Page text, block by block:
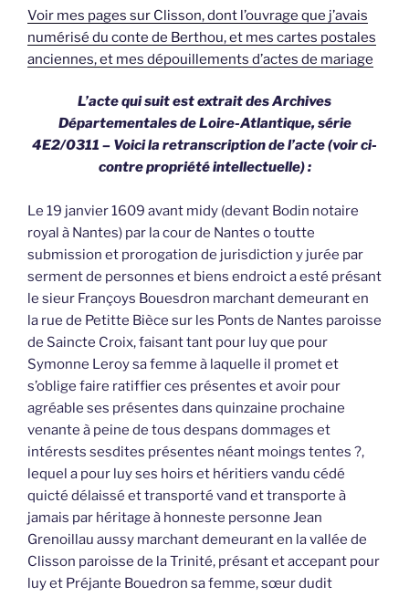
Voir mes pages sur Clisson, dont l’ouvrage que j’avais
numérisé du conte de Berthou, et mes cartes postales
anciennes, et mes dépouillements d’actes de mariage
L’acte qui suit est extrait des Archives
Départementales de Loire-Atlantique, série
4E2/0311 – Voici la retranscription de l’acte (voir ci-
contre propriété intellectuelle) :
Le 19 janvier 1609 avant midy (devant Bodin notaire
royal à Nantes) par la cour de Nantes o toutte
submission et prorogation de jurisdiction y jurée par
serment de personnes et biens endroict a esté présant
le sieur Françoys Bouesdron marchant demeurant en
la rue de Petitte Bièce sur les Ponts de Nantes paroisse
de Saincte Croix, faisant tant pour luy que pour
Symonne Leroy sa femme à laquelle il promet et
s’oblige faire ratiffier ces présentes et avoir pour
agréable ses présentes dans quinzaine prochaine
venante à peine de tous despans dommages et
intérests sesdites présentes néant moings tentes ?,
lequel a pour luy ses hoirs et héritiers vandu cédé
quicté délaissé et transporté vand et transporte à
jamais par héritage à honneste personne Jean
Grenoillau aussy marchant demeurant en la vallée de
Clisson paroisse de la Trinité, présant et accepant pour
luy et Préjante Bouedron sa femme, sœur dudit